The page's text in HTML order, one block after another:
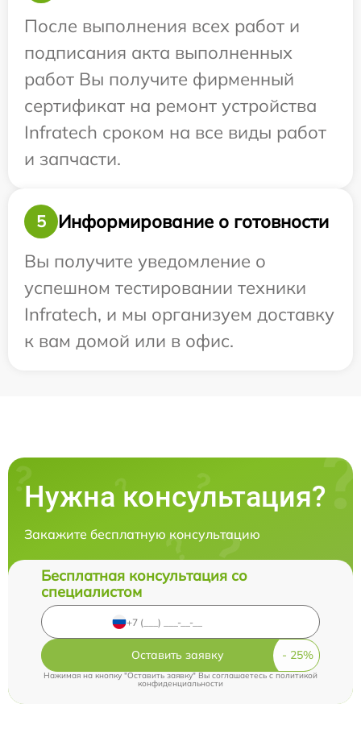
После выполнения всех работ и
подписания акта выполненных
работ Вы получите фирменный
сертификат на ремонт устройства
Infratech сроком на все виды работ
и запчасти.
5
Информирование о готовности
Вы получите уведомление о
успешном тестировании техники
Infratech, и мы организуем доставку
к вам домой или в офис.
Нужна консультация?
Закажите бесплатную консультацию
Бесплатная консультация со
специалистом
Оставить заявку
Нажимая на кнопку "Оставить заявку" Вы соглашаетесь c политикой
конфиденциальности